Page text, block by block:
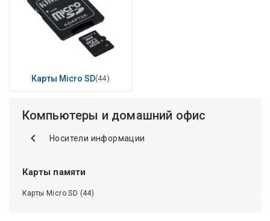
Карты Micro SD(44)
Компьютеры и домашний офис
Носители информации
Карты памяти
Карты Micro SD (44)